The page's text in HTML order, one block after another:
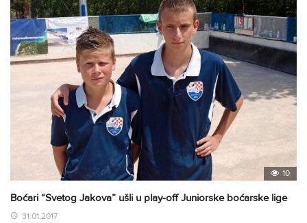
10
Boćari “Svetog Jakova” ušli u play-off Juniorske boćarske lige
31.01.2017